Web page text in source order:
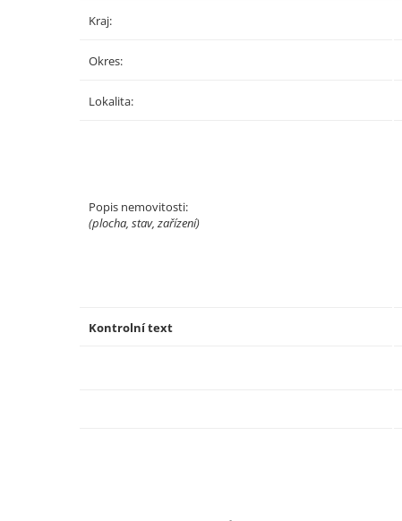
Kraj:
Okres:
Lokalita:
Popis nemovitosti:
(plocha, stav, zařízení)
Kontrolní text